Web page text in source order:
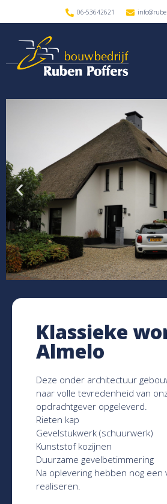
06-53642621
Klassieke
Almelo
Deze onder architectuur
naar volle tevredenheid van
opdrachtgever opgeleverd.
Rieten kap
Gevelstukwerk (schuurwerk)
Kunststof kozijnen
Duurzame gevelbetimmering
Na oplevering hebben nog een
realiseren.